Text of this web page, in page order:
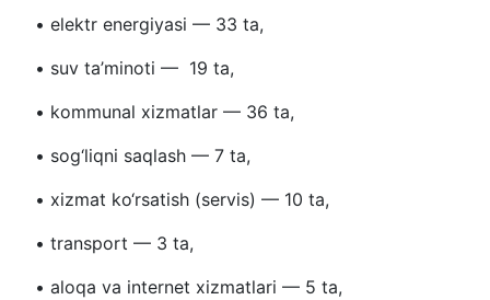
• elektr energiyasi — 33 ta,
• suv ta’minoti — 19 ta,
• kommunal xizmatlar — 36 ta,
• sog‘liqni saqlash — 7 ta,
• xizmat ko‘rsatish (servis) — 10 ta,
• transport — 3 ta,
• aloqa va internet xizmatlari — 5 ta,